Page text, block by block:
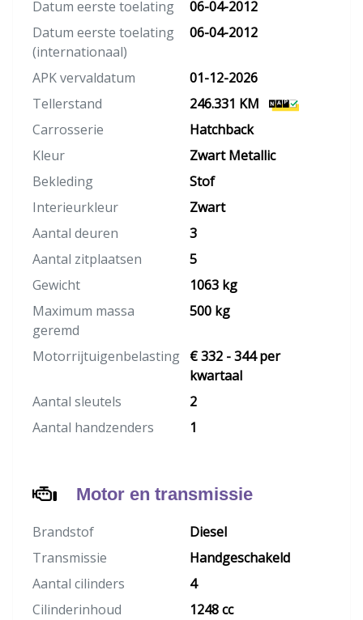
Datum eerste toelating
06-04-2012
Datum eerste toelating
(internationaal)
06-04-2012
APK vervaldatum
01-12-2026
Tellerstand
246.331 KM
Carrosserie
Hatchback
Kleur
Zwart Metallic
Bekleding
Stof
Interieurkleur
Zwart
Aantal deuren
3
Aantal zitplaatsen
5
Gewicht
1063 kg
Maximum massa
geremd
500 kg
Motorrijtuigenbelasting € 332 - 344 per
kwartaal
Aantal sleutels
2
Aantal handzenders
1
Motor en transmissie
Brandstof
Diesel
Transmissie
Handgeschakeld
Aantal cilinders
4
Cilinderinhoud
1248 cc